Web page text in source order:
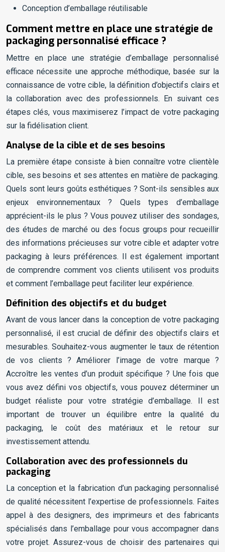
Conception d’emballage réutilisable
Comment mettre en place une stratégie de
packaging personnalisé efficace ?
Mettre en place une stratégie d’emballage personnalisé
efficace nécessite une approche méthodique, basée sur la
connaissance de votre cible, la définition d’objectifs clairs et
la collaboration avec des professionnels. En suivant ces
étapes clés, vous maximiserez l’impact de votre packaging
sur la fidélisation client.
Analyse de la cible et de ses besoins
La première étape consiste à bien connaître votre clientèle
cible, ses besoins et ses attentes en matière de packaging.
Quels sont leurs goûts esthétiques ? Sont-ils sensibles aux
enjeux environnementaux ? Quels types d’emballage
apprécient-ils le plus ? Vous pouvez utiliser des sondages,
des études de marché ou des focus groups pour recueillir
des informations précieuses sur votre cible et adapter votre
packaging à leurs préférences. Il est également important
de comprendre comment vos clients utilisent vos produits
et comment l’emballage peut faciliter leur expérience.
Définition des objectifs et du budget
Avant de vous lancer dans la conception de votre packaging
personnalisé, il est crucial de définir des objectifs clairs et
mesurables. Souhaitez-vous augmenter le taux de rétention
de vos clients ? Améliorer l’image de votre marque ?
Accroître les ventes d’un produit spécifique ? Une fois que
vous avez défini vos objectifs, vous pouvez déterminer un
budget réaliste pour votre stratégie d’emballage. Il est
important de trouver un équilibre entre la qualité du
packaging, le coût des matériaux et le retour sur
investissement attendu.
Collaboration avec des professionnels du
packaging
La conception et la fabrication d’un packaging personnalisé
de qualité nécessitent l’expertise de professionnels. Faites
appel à des designers, des imprimeurs et des fabricants
spécialisés dans l’emballage pour vous accompagner dans
votre projet. Assurez-vous de choisir des partenaires qui